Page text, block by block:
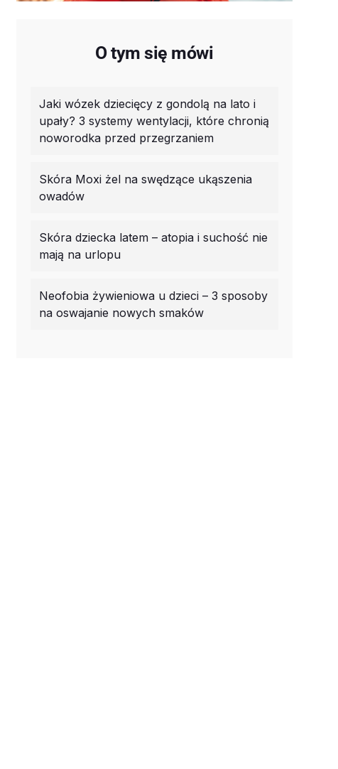
O tym się mówi
Jaki wózek dziecięcy z gondolą na lato i
upały? 3 systemy wentylacji, które chronią
noworodka przed przegrzaniem
Skóra Moxi żel na swędzące ukąszenia
owadów
Skóra dziecka latem – atopia i suchość nie
mają na urlopu
Neofobia żywieniowa u dzieci – 3 sposoby
na oswajanie nowych smaków